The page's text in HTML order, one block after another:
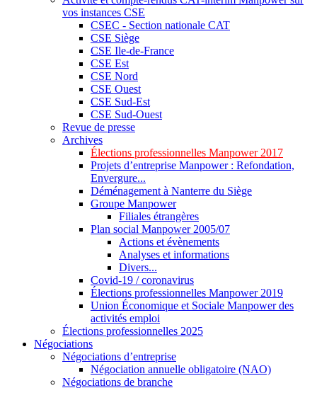
vos instances CSE
CSEC - Section nationale CAT
CSE Siège
CSE Ile-de-France
CSE Est
CSE Nord
CSE Ouest
CSE Sud-Est
CSE Sud-Ouest
Revue de presse
Archives
Élections professionnelles Manpower 2017
Projets d’entreprise Manpower : Refondation,
Envergure...
Déménagement à Nanterre du Siège
Groupe Manpower
Filiales étrangères
Plan social Manpower 2005/07
Actions et évènements
Analyses et informations
Divers...
Covid-19 / coronavirus
Élections professionnelles Manpower 2019
Union Économique et Sociale Manpower des
activités emploi
Élections professionnelles 2025
Négociations
Négociations d’entreprise
Négociation annuelle obligatoire (NAO)
Négociations de branche